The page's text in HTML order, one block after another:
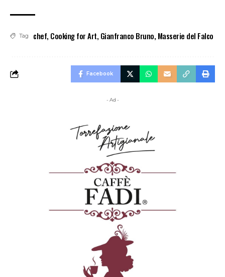
Tag chef, Cooking for Art, Gianfranco Bruno, Masserie del Falco
Facebook
- Ad -